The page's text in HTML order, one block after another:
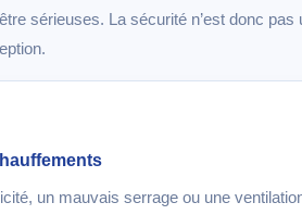
sérieuses. La sécurité n’est donc
un mauvais serrage ou une